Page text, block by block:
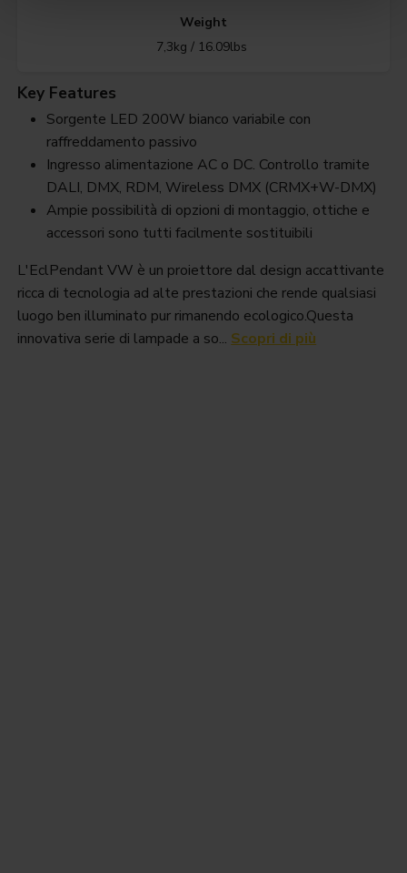
Weight
7,3kg / 16.09lbs
Key Features
Sorgente LED 200W bianco variabile con
raffreddamento passivo
Ingresso alimentazione AC o DC. Controllo tramite
DALI, DMX, RDM, Wireless DMX (CRMX+W-DMX)
Ampie possibilità di opzioni di montaggio, ottiche e
accessori sono tutti facilmente sostituibili
L'EclPendant VW è un proiettore dal design accattivante
ricca di tecnologia ad alte prestazioni che rende qualsiasi
luogo ben illuminato pur rimanendo ecologico.Questa
innovativa serie di lampade a so... Scopri di più